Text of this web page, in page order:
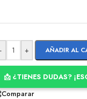
+ AÑADIR AL
📩 ¿TIENES DUDAS?
Comparar